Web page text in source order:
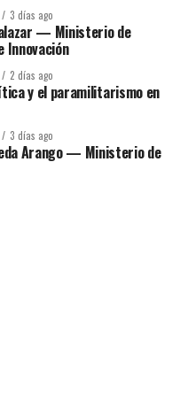
3 días ago
— Ministerio de
Innovación
2 días ago
y el paramilitarismo en
3 días ago
Arango — Ministerio de